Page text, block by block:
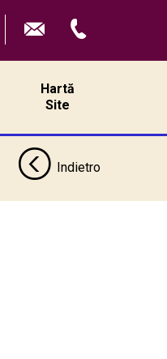
Hartă
Site
Indietro